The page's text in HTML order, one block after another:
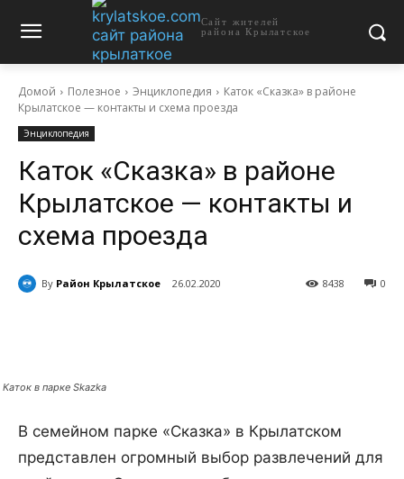
Сайт жителей
района Крылатское
Домой Полезное Энциклопедия
Каток «Сказка» в районе
Крылатское — контакты и схема проезда
Энциклопедия
Каток «Сказка» в районе
Крылатское — контакты и
схема проезда
By Район Крылатское 26.02.2020 0
8438
Каток в парке Skazka
В семейном парке «Сказка» в Крылатском
представлен огромный выбор развлечений для